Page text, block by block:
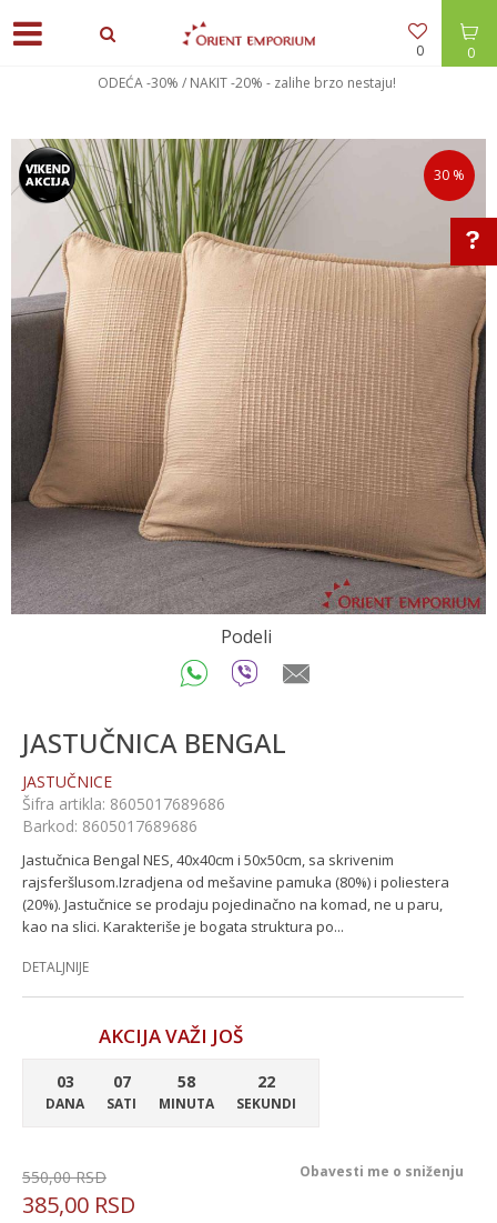
0
0
ODEĆA -30% / NAKIT -20% - zalihe brzo nestaju!
30 %
Podeli
JASTUČNICA BENGAL
JASTUČNICE
Šifra artikla: 8605017689686
Barkod: 8605017689686
Jastučnica Bengal NES, 40x40cm i 50x50cm, sa skrivenim
rajsferšlusom.Izradjena od mešavine pamuka (80%) i poliestera
(20%). Jastučnice se prodaju pojedinačno na komad, ne u paru,
kao na slici. Karakteriše je bogata struktura po...
DETALJNIJE
AKCIJA VAŽI JOŠ
03
DANA
07
SATI
58
MINUTA
22
SEKUNDI
550,00 RSD
385,00 RSD
Obavesti me o sniženju